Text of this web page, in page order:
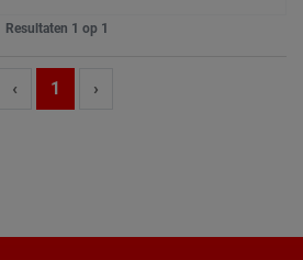
Resultaten 1 op 1
‹ 1 ›